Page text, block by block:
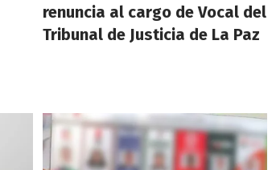
renuncia al cargo de Vocal del
Tribunal de Justicia de La Paz